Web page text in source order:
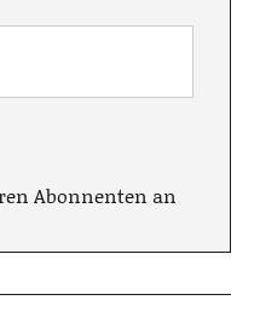
Abonnenten an